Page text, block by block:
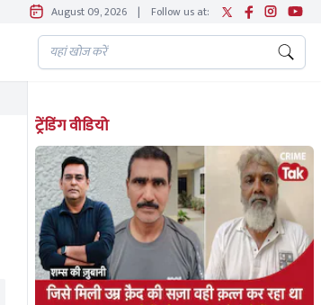
August 09, 2026 | Follow us at:
ट्रेंडिंग वीडियो